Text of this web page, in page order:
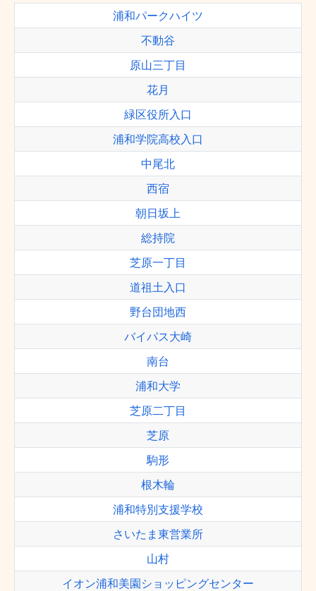
浦和パークハイツ
不動谷
原山三丁目
花月
緑区役所入口
浦和学院高校入口
中尾北
西宿
朝日坂上
総持院
芝原一丁目
道祖土入口
野台団地西
バイパス大崎
南台
浦和大学
芝原二丁目
芝原
駒形
根木輪
浦和特別支援学校
さいたま東営業所
山村
イオン浦和美園ショッピングセンター